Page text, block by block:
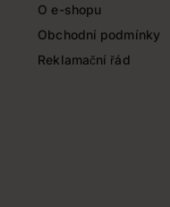
O e-shopu
Obchodní podmínky
Reklamační řád